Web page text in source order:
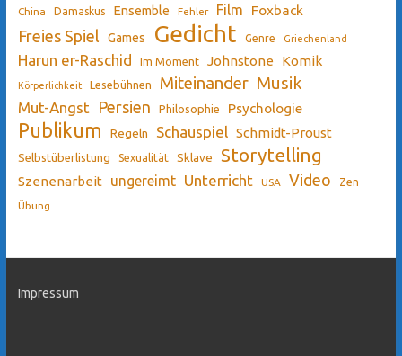
China Damaskus Ensemble Fehler Film Foxback
Freies Spiel Games Gedicht Genre Griechenland
Harun er-Raschid Im Moment Johnstone Komik
Körperlichkeit Lesebühnen Miteinander Musik
Mut-Angst Persien Philosophie Psychologie
Publikum Regeln Schauspiel Schmidt-Proust
Selbstüberlistung Sexualität Sklave Storytelling
Szenenarbeit ungereimt Unterricht USA Video Zen
Übung
Impressum